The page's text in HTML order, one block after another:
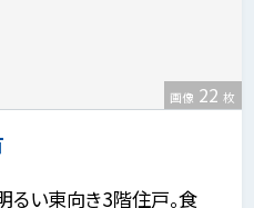
画像 22 枚
るい東向き3階住戸。食